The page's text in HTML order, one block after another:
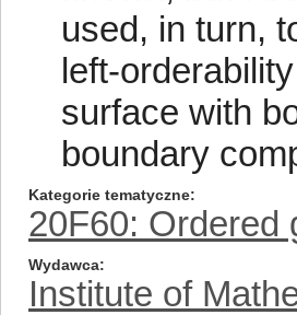
used, in turn,
left-
surface with
boundary
Kategorie tematyczne
20F60: Ordered
Wydawca
Institute of